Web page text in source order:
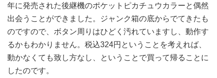
年に発売された後継機のポケットピカチュウカラーと偶然
出会うことができました。ジャンク箱の底からでてきたも
のですので、ボタン周りはひどく汚れていますし、動作す
るかもわかりません。税込324円ということを考えれば、
動かなくても致し方なし、ということで買って帰ることに
したのです。